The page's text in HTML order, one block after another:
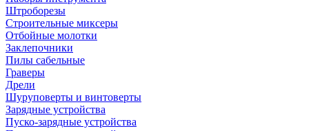
Штроборезы
Строительные миксеры
Отбойные молотки
Заклепочники
Пилы сабельные
Граверы
Дрели
Шуруповерты и винтоверты
Зарядные устройства
Пуско-зарядные устройства